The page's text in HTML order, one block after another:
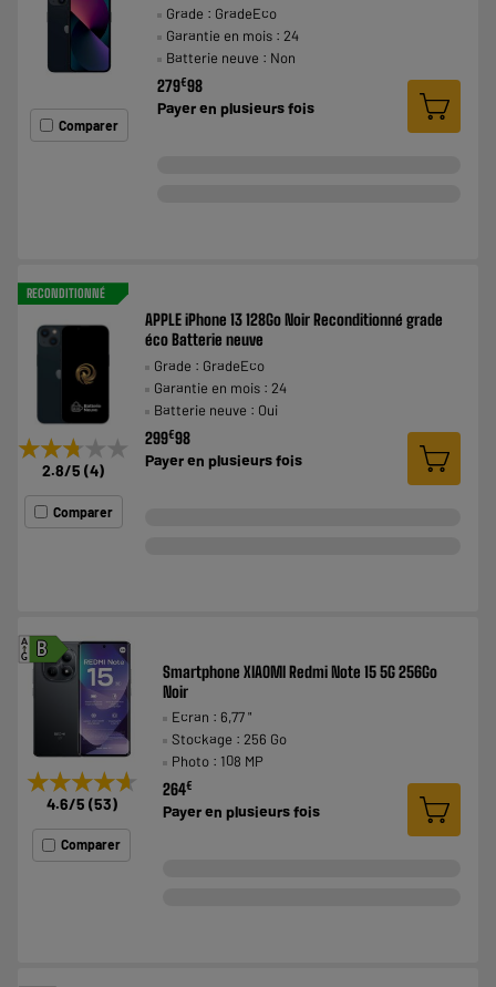
Comparer
Grade : GradeEco
Garantie en mois : 24
Batterie neuve : Non
279€98
Payer en plusieurs fois
RECONDITIONNÉ
★★★★★
★★★★★
2.8/5 (4)
Comparer
APPLE iPhone 13 128Go Noir Reconditionné grade
éco Batterie neuve
Grade : GradeEco
Garantie en mois : 24
Batterie neuve : Oui
299€98
Payer en plusieurs fois
B
A
G
★★★★★
★★★★★
4.6/5 (53)
Comparer
Smartphone XIAOMI Redmi Note 15 5G 256Go
Noir
Ecran : 6,77 "
Stockage : 256 Go
Photo : 108 MP
264€
Payer en plusieurs fois